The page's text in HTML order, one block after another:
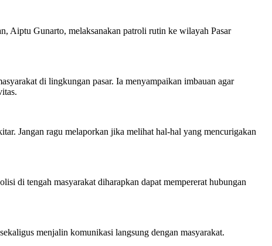
Aiptu Gunarto, melaksanakan patroli rutin ke wilayah Pasar
di lingkungan pasar. Ia menyampaikan imbauan agar
Jangan ragu melaporkan jika melihat hal-hal yang mencurigakan
di tengah masyarakat diharapkan dapat mempererat hubungan
menjalin komunikasi langsung dengan masyarakat.